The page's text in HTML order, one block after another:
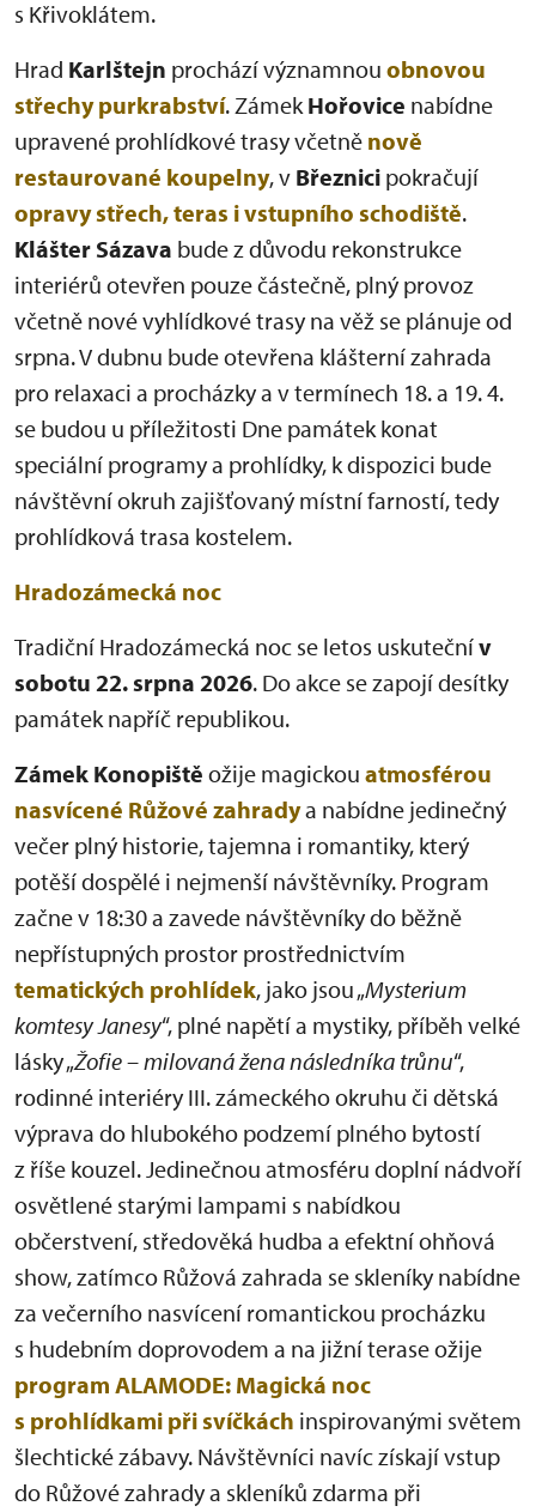
s Křivoklátem.
Hrad Karlštejn prochází významnou obnovou
střechy purkrabství. ZámekHořovice nabídne
upravené prohlídkové trasy včetně nově
restaurované koupelny, v Březnici pokračují
opravy střech, teras i vstupního schodiště.
Klášter Sázava bude z důvodu rekonstrukce
interiérů otevřen pouze částečně, plný provoz
včetně nové vyhlídkové trasy na věž se plánuje od
srpna. V dubnu bude otevřena klášterní zahrada
pro relaxaci a procházky a v termínech 18. a 19. 4.
se budou u příležitosti Dne památek konat
speciální programy a prohlídky, k dispozici bude
návštěvní okruh zajišťovaný místní farností, tedy
prohlídková trasa kostelem.
Hradozámecká noc
Tradiční Hradozámecká noc se letos uskutečnív
sobotu 22. srpna 2026. Do akce se zapojí desítky
památek napříč republikou.
Zámek Konopiště ožije magickou atmosférou
nasvícené Růžové zahradya nabídne jedinečný
večer plný historie, tajemna i romantiky, který
potěší dospělé i nejmenší návštěvníky. Program
začne v 18:30 a zavede návštěvníky do běžně
nepřístupných prostor prostřednictvím
tematických prohlídek, jako jsou „Mysterium
komtesy Janesy“, plné napětí a mystiky, příběh velké
lásky „Žofie – milovaná žena následníka trůnu“,
rodinné interiéry III. zámeckého okruhu či dětská
výprava do hlubokého podzemí plného bytostí
z říše kouzel. Jedinečnou atmosféru doplní nádvoří
osvětlené starými lampami s nabídkou
občerstvení, středověká hudba a efektní ohňová
show, zatímco Růžová zahrada se skleníky nabídne
za večerního nasvícení romantickou procházku
s hudebním doprovodem a na jižní terase ožije
program ALAMODE: Magická noc
s prohlídkami při svíčkách inspirovanými světem
šlechtické zábavy. Návštěvníci navíc získají vstup
do Růžové zahrady a skleníků zdarma při